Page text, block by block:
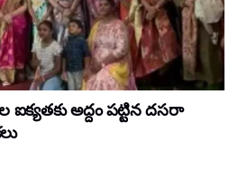
అద్దం పట్టిన దసరా